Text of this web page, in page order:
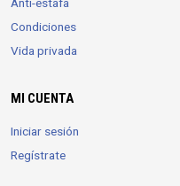
Condiciones
Vida privada
MI CUENTA
Iniciar sesión
Regístrate